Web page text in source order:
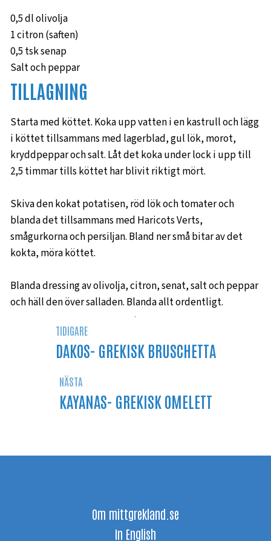
0,5 dl olivolja
1 citron (saften)
0,5 tsk senap
Salt och peppar
TILLAGNING
Starta med köttet. Koka upp vatten i en kastrull och lägg
i köttet tillsammans med lagerblad, gul lök, morot,
kryddpeppar och salt. Låt det koka under lock i upp till
2,5 timmar tills köttet har blivit riktigt mört.
Skiva den kokat potatisen, röd lök och tomater och
blanda det tillsammans med Haricots Verts,
smågurkorna och persiljan. Bland ner små bitar av det
kokta, möra köttet.
Blanda dressing av olivolja, citron, senat, salt och peppar
och häll den över salladen. Blanda allt ordentligt.
TIDIGARE
DAKOS- GREKISK BRUSCHETTA
NÄSTA
KAYANAS- GREKISK OMELETT
Om mittgrekland.se
In English